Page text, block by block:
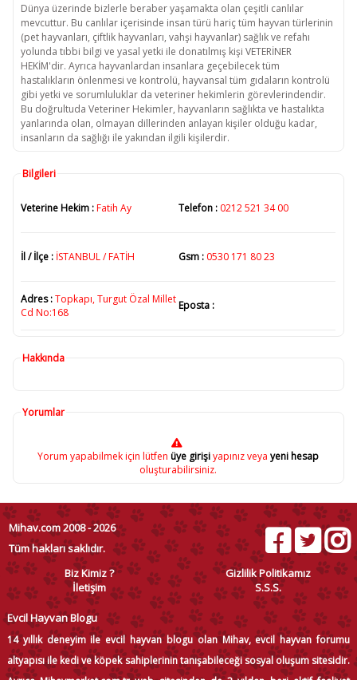
Dünya üzerinde bizlerle beraber yaşamakta olan çeşitli canlılar
mevcuttur. Bu canlılar içerisinde insan türü hariç tüm hayvan türlerinin
(pet hayvanları, çiftlik hayvanları, vahşi hayvanlar) sağlık ve refahı
yolunda tıbbi bilgi ve yasal yetki ile donatılmış kişi VETERİNER
HEKİM'dir. Ayrıca hayvanlardan insanlara geçebilecek tüm
hastalıkların önlenmesi ve kontrolü, hayvansal tüm gıdaların kontrolü
gibi yetki ve sorumluluklar da veteriner hekimlerin görevlerindendir.
Bu doğrultuda Veteriner Hekimler, hayvanların sağlıkta ve hastalıkta
yanlarında olan, olmayan dillerinden anlayan kişiler olduğu kadar,
insanların da sağlığı ile yakından ilgili kişilerdir.
Bilgileri
Veterine Hekim :Fatih Ay Telefon : 0212 521 34 00
İl / İlçe : İSTANBUL / FATİH Gsm : 0530 171 80 23
Adres :Topkapı, Turgut Özal Millet
Cd No:168
Eposta :
Hakkında
Yorumlar
Yorum yapabilmek için lütfen üye girişiyapınız veya yeni hesap
oluşturabilirsiniz.
Mihav.com 2008 - 2026
Tüm hakları saklıdır.
Biz Kimiz ?
Gizlilik Politikamız
İletişim
S.S.S.
Evcil Hayvan Blogu
14 yıllık deneyim ile evcil hayvan blogu olan Mihav, evcil hayvan forumu
altyapısı ile kedi ve köpek sahiplerinin tanışabileceği sosyal oluşum sitesidir.